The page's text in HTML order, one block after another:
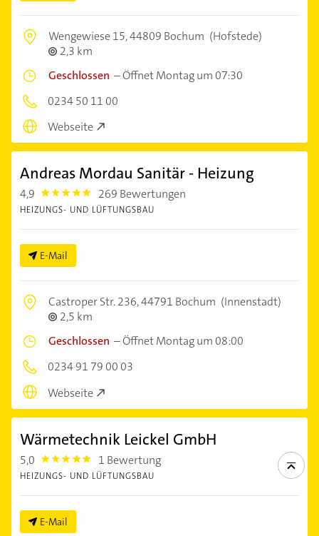
Wengewiese 15,44809 Bochum (Hofstede)
2,3 km
Geschlossen –Öffnet Montag um 07:30
0234 50 11 00
Webseite
Andreas Mordau Sanitär - Heizung
4,9 4.9 269 Bewertungen
HEIZUNGS- UND LÜFTUNGSBAU
E-Mail
Castroper Str. 236,44791 Bochum (Innenstadt)
2,5 km
Geschlossen –Öffnet Montag um 08:00
0234 91 79 00 03
Webseite
Wärmetechnik Leickel GmbH
5,0 5.0 1 Bewertung
HEIZUNGS- UND LÜFTUNGSBAU
E-Mail